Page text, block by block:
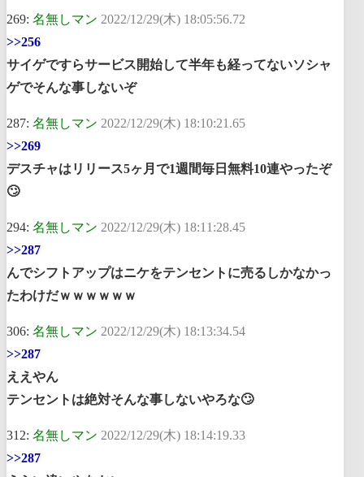
269: 名無しマン 2022/12/29(木) 18:05:56.72
>>256
サイゲですらサービス開始して半年も経ってないソシャ
ゲでそんな事しないぞ
287: 名無しマン 2022/12/29(木) 18:10:21.65
>>269
デスチャはリリース5ヶ月で1週間毎日無料10連やったぞ
🙄
294: 名無しマン 2022/12/29(木) 18:11:28.45
>>287
んでシフトアップはニケをテンセントに売るしかなかっ
たわけだｗｗｗｗｗｗ
306: 名無しマン 2022/12/29(木) 18:13:34.54
>>287
ええやん
テンセントは絶対そんな事しないやろな🙄
312: 名無しマン 2022/12/29(木) 18:14:19.33
>>287